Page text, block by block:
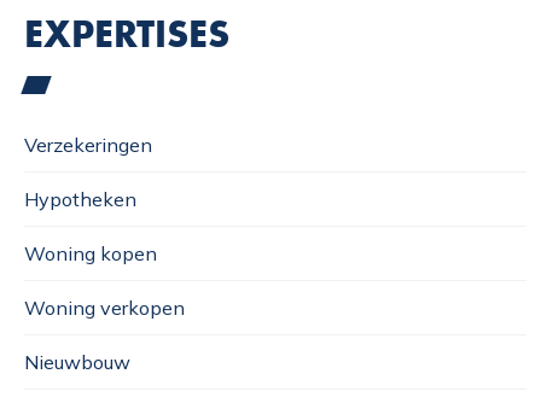
EXPERTISES
Verzekeringen
Hypotheken
Woning kopen
Woning verkopen
Nieuwbouw